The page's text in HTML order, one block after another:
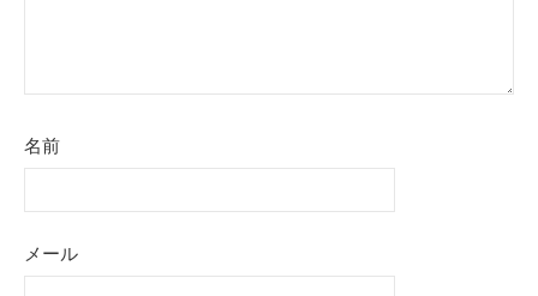
名前
メール